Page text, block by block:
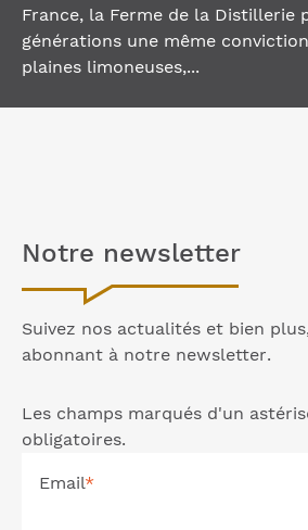
France, la Ferme de la Distillerie
générations une même
plaines limoneuses,...
Notre newsletter
Suivez nos actualités et bien
abonnant à notre newsletter.
Les champs marqués d'un
obligatoires.
Email*